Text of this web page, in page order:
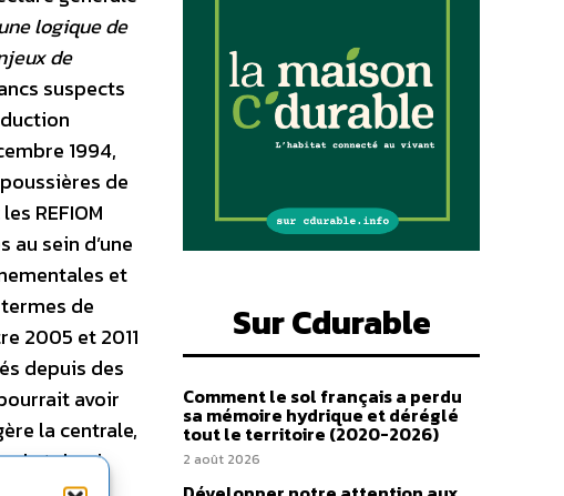
logique de
de
suspects
1994,
de
REFIOM
sein d’une
et
de
2005 et 2011
depuis des
avoir
la centrale,
et demi
Sur Cdurable
Comment le sol français a perdu
sa mémoire hydrique et déréglé
tout le territoire (2020-2026)
2 août 2026